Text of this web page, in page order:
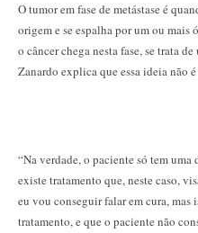
O tumor em fase de metástase é
origem e se espalha por um ou
o câncer chega nesta fase, se trata
Zanardo explica que essa ideia não
“Na verdade, o paciente só tem
existe tratamento que, neste caso,
eu vou conseguir falar em cura,
tratamento, e que o paciente não